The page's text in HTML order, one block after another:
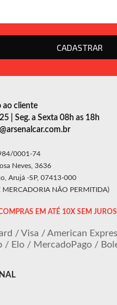
CADASTRAR
cliente
| Seg. a Sexta 08h as 18h
0001-74
Neves, 3636
Arujá -SP, 07413-000
MERCADORIA NÃO PERMITIDA)
EM ATÉ 10X SEM JUROS